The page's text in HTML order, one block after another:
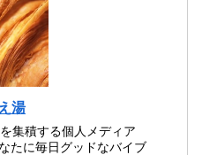
湯
集積する個人メディア
たに毎日グッドなバイブ